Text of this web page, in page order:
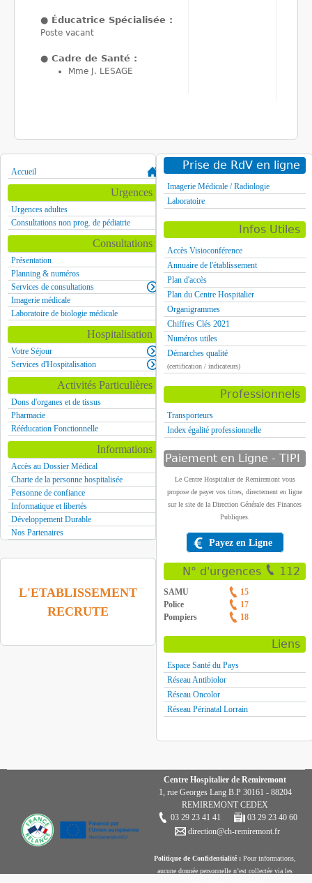
● Éducatrice Spécialisée :
Poste vacant
● Cadre de Santé :
Mme J. LESAGE
Accueil
Urgences
Urgences adultes
Consultations non prog. de pédiatrie
Consultations
Présentation
Planning & numéros
Services de consultations
Imagerie médicale
Laboratoire de biologie médicale
Hospitalisation
Votre Séjour
Services d'Hospitalisation
Activités Particulières
Dons d'organes et de tissus
Pharmacie
Rééducation Fonctionnelle
Informations
Accès au Dossier Médical
Charte de la personne hospitalisée
Personne de confiance
Informatique et libertés
Développement Durable
Nos Partenaires
L'ETABLISSEMENT
RECRUTE
Prise de RdV en ligne
Imagerie Médicale / Radiologie
Laboratoire
Infos Utiles
Accès Visioconférence
Annuaire de l'établissement
Plan d'accès
Plan du Centre Hospitalier
Organigrammes
Chiffres Clés 2021
Numéros utiles
Démarches qualité
(certification / indicateurs)
Professionnels
Transporteurs
Index égalité professionnelle
Paiement en Ligne - TIPI
Le Centre Hospitalier de Remiremont vous
propose de payer vos titres, directement en ligne
sur le site de la Direction Générale des Finances
Publiques.
Payez en Ligne
N° d'urgences 112
SAMU
15
Police
17
Pompiers
18
Liens
Espace Santé du Pays
Réseau Antibiolor
Réseau Oncolor
Réseau Périnatal Lorrain
Centre Hospitalier de Remiremont
1, rue Georges Lang B.P 30161 - 88204
REMIREMONT CEDEX
03 29 23 41 41
03 29 23 40 60
direction@ch-remiremont.fr
Politique de Confidentialité : Pour informations,
aucune donnée personnelle n’est collectée via les